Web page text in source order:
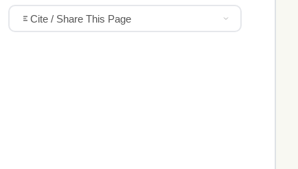
Cite / Share This Page